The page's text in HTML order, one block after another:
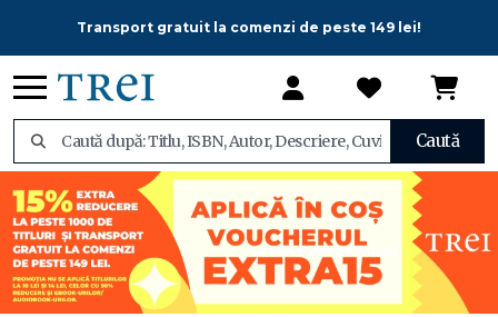
Transport gratuit la comenzi de peste 149 lei!
Caută